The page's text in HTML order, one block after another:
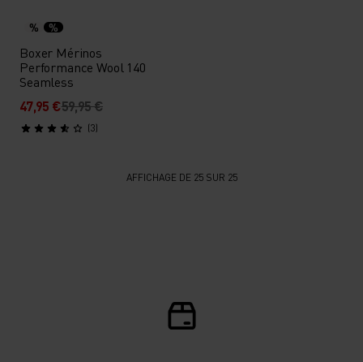
% %
Boxer Mérinos
Performance Wool 140
Seamless
47,95 €59,95 €
(3)
AFFICHAGE DE 25 SUR 25